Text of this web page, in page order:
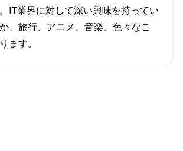
IT業界に対して深い興味を持ってい
、旅行、アニメ、音楽、色々なこ
ます。